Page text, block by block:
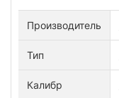
Производитель
Тип
Калибр